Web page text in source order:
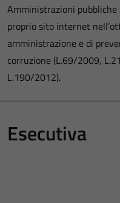
Amministrazioni
proprio sito internet
amministrazione e di
corruzione (L.69/2009,
L.190/2012).
Esecutiva